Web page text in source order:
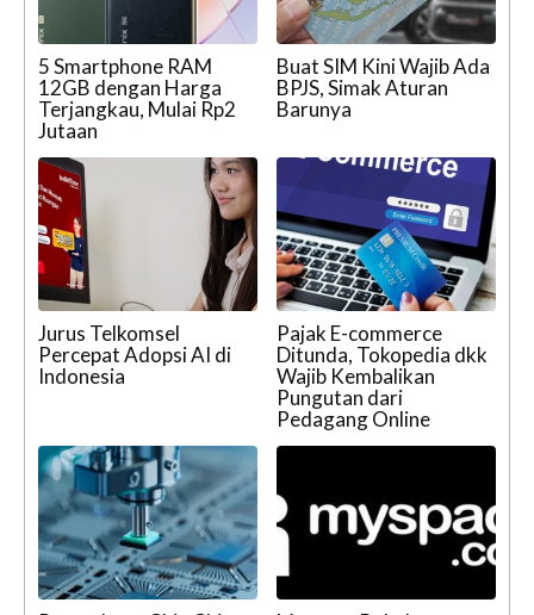
5 Smartphone RAM
12GB dengan Harga
Terjangkau, Mulai Rp2
Jutaan
Buat SIM Kini Wajib Ada
BPJS, Simak Aturan
Barunya
Jurus Telkomsel
Percepat Adopsi AI di
Indonesia
Pajak E-commerce
Ditunda, Tokopedia dkk
Wajib Kembalikan
Pungutan dari
Pedagang Online